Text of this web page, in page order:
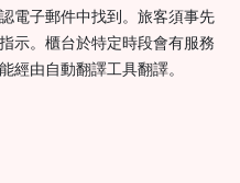
電子郵件中找到。旅客須事先
示。櫃台於特定時段會有服務
經由自動翻譯工具翻譯。